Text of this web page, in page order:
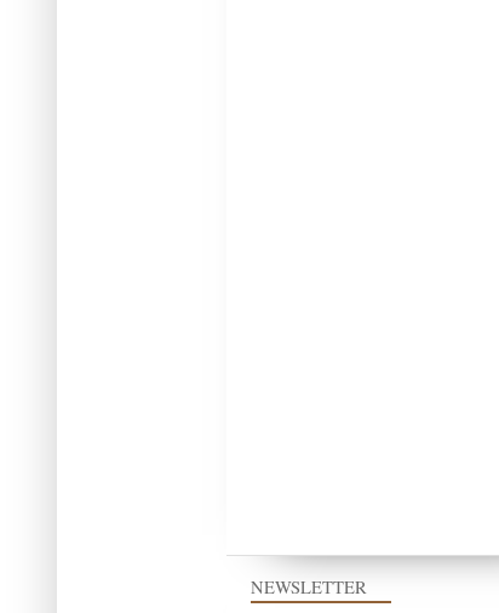
NEWSLETTER